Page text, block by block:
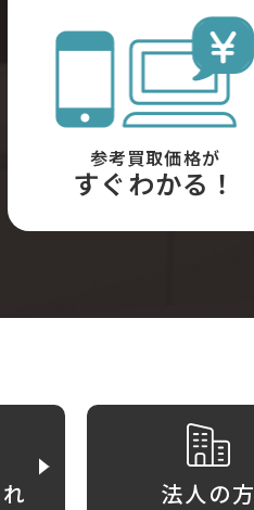
参考買取価格が
すぐわかる！
法人の方